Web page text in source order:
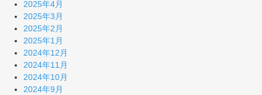
2025年4月
2025年3月
2025年2月
2025年1月
2024年12月
2024年11月
2024年10月
2024年9月